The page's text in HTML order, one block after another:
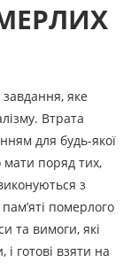
яке
Втрата
для будь-якої
мати поряд тих,
з
померлого
та вимоги, які
, і готові взяти на